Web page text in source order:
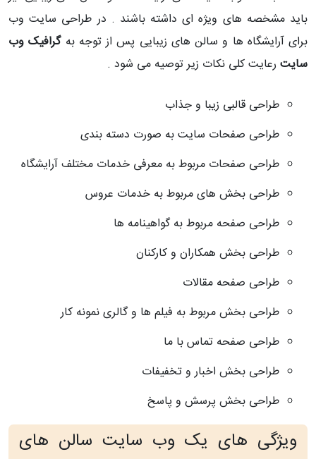
باید مشخصه های ویژه ای داشته باشند . در طراحی سایت وب
برای آرایشگاه ها و سالن های زیبایی پس از توجه بهگرافیک وب
سایت رعایت کلی نکات زیر توصیه می شود .
طراحی قالبی زیبا و جذاب
طراحی صفحات سایت به صورت دسته بندی
طراحی صفحات مربوط به معرفی خدمات مختلف آرایشگاه
طراحی بخش های مربوط به خدمات عروس
طراحی صفحه مربوط به گواهینامه ها
طراحی بخش همکاران و کارکنان
طراحی صفحه مقالات
طراحی بخش مربوط به فیلم ها و گالری نمونه کار
طراحی صفحه تماس با ما
طراحی بخش اخبار و تخفیفات
طراحی بخش پرسش و پاسخ
ویژگی های یک وب سایت سالن های